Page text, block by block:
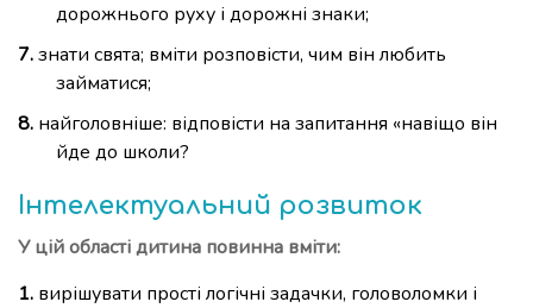
дорожнього руху і дорожні знаки;
знати свята; вміти розповісти, чим він любить
займатися;
найголовніше: відповісти на запитання «навіщо він
йде до школи?
Інтелектуальний розвиток
У цій області дитина повинна вміти:
вирішувати прості логічні задачки, головоломки і